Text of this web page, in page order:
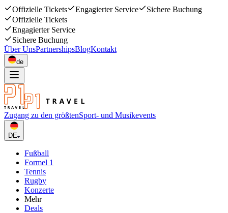
Offizielle Tickets Engagierter Service
Sichere Buchung
Offizielle Tickets
Engagierter Service
Sichere Buchung
Über UnsPartnershipsBlogKontakt
de
Zugang zu den größtenSport- und Musikevents
DE
Fußball
Formel 1
Tennis
Rugby
Konzerte
Mehr
Deals